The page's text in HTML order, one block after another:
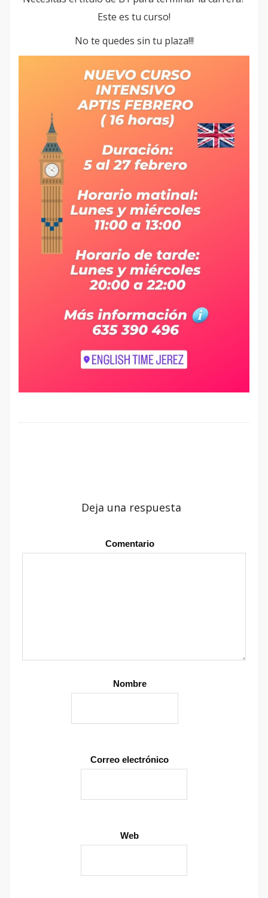
Este es tu curso!
No te quedes sin tu plaza!!!
Deja una respuesta
Comentario
Nombre
Correo electrónico
Web